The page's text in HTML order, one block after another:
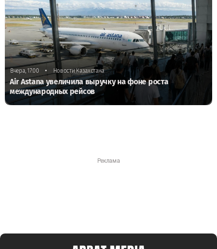
Вчера, 17:00 • Новости Казахстана
Air Astana увеличила выручку на фоне роста
международных рейсов